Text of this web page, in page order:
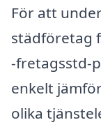
För att
städföretag
-fretagsstd-
enkelt
olika